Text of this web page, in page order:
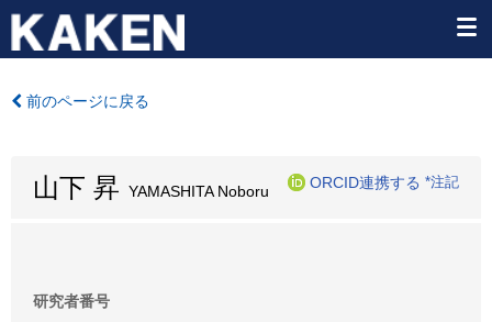
前のページに戻る
山下 昇 YAMASHITA Noboru
ORCID連携する *注記
研究者番号